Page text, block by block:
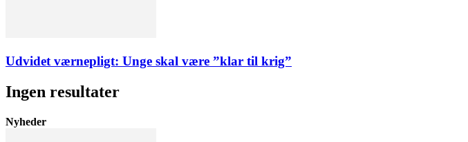
Udvidet værnepligt: Unge skal være ”klar til krig”
Ingen resultater
Nyheder